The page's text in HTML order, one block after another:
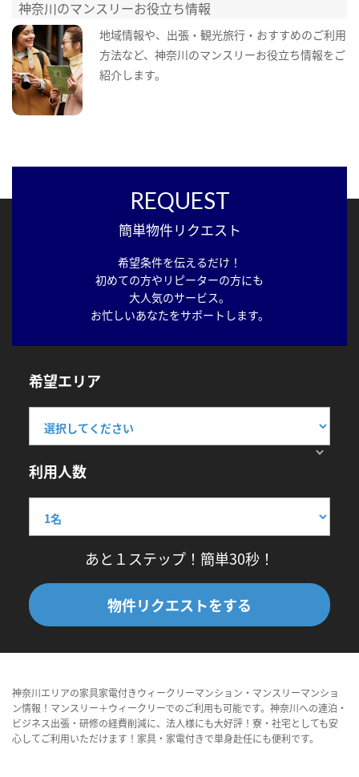
神奈川のマンスリーお役立ち情報
地域情報や、出張・観光旅行・おすすめのご利用
方法など、神奈川のマンスリーお役立ち情報をご
紹介します。
REQUEST
簡単物件リクエスト
希望条件を伝えるだけ！
初めての方やリピーターの方にも
大人気のサービス。
お忙しいあなたをサポートします。
希望エリア
利用人数
あと１ステップ！簡単30秒！
物件リクエストをする
神奈川エリアの家具家電付きウィークリーマンション・マンスリーマンショ
ン情報！マンスリー＋ウィークリーでのご利用も可能です。神奈川への連泊・
ビジネス出張・研修の経費削減に、法人様にも大好評！寮・社宅としても安
心してご利用いただけます！家具・家電付きで単身赴任にも便利です。